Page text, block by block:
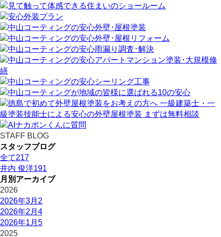
STAFF BLOG
スタッフブログ
全て217
井内 俊洋191
月別アーカイブ
2026
2026年3月 2
2026年2月 4
2026年1月 5
2025